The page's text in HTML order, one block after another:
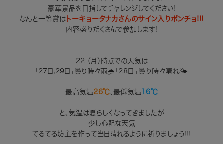
豪華景品を目指してチャレンジしてください!
なんと一等賞は トーキョータナカさんのサイン入りポンチョ!!!
内容盛りだくさんで参加します!
22 （月）時点での天気は
「27日,29日」曇り時々雨🌧️ 「28日」曇り時々晴れ🌤️
最高気温26℃、最低気温 16℃
と、気温は夏らしくなってきましたが
少し心配な天気
てるてる坊主を作って当日晴れるように祈りましょう!!!